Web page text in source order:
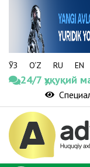
ЎЗ O‘Z RU EN
24/7 ҳуқуқий